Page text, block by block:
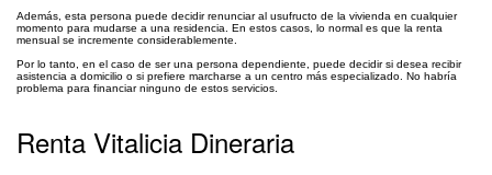
Además, esta persona puede decidir renunciar al usufructo de la vivienda en cualquier
momento para mudarse a una residencia. En estos casos, lo normal es que la renta
mensual se incremente considerablemente.
Por lo tanto, en el caso de ser una persona dependiente, puede decidir si desea recibir
asistencia a domicilio o si prefiere marcharse a un centro más especializado. No habría
problema para financiar ninguno de estos servicios.
Renta Vitalicia Dineraria